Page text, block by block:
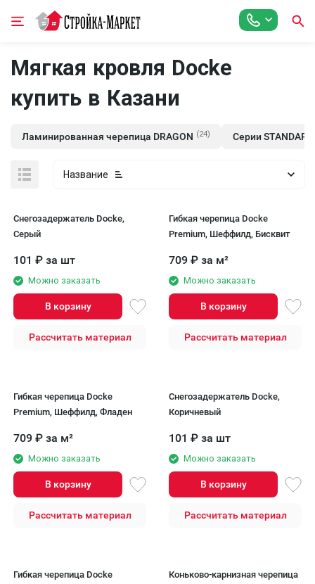
Мягкая кровля Docke
купить в Казани
Ламинированная черепица DRAGON (24) Серии STANDARD
Название
Снегозадержатель Docke,
Серый
101 ₽ за шт
Можно заказать
В корзину
Рассчитать материал
Гибкая черепица Docke
Premium, Шеффилд, Бисквит
709 ₽ за м²
Можно заказать
В корзину
Рассчитать материал
Гибкая черепица Docke
Premium, Шеффилд, Фладен
709 ₽ за м²
Можно заказать
В корзину
Рассчитать материал
Снегозадержатель Docke,
Коричневый
101 ₽ за шт
Можно заказать
В корзину
Рассчитать материал
Гибкая черепица Docke
Коньково-карнизная черепица